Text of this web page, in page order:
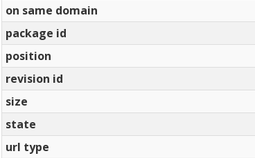
on same domain
package id
position
revision id
size
state
url type